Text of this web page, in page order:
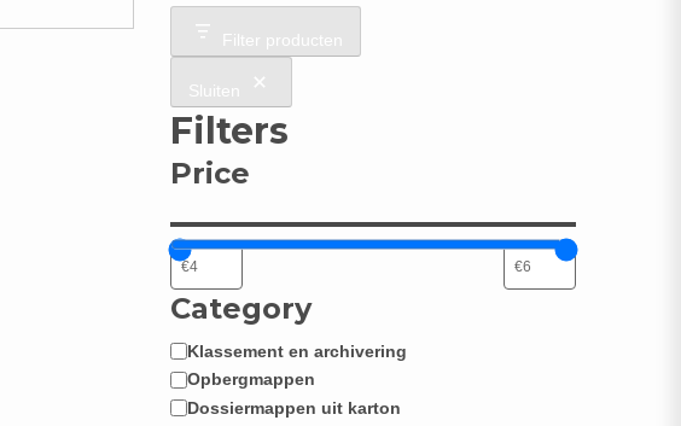
Filter producten
Sluiten
Filters
Price
Category
Categorie
Klassement en archivering
Opbergmappen
Dossiermappen uit karton